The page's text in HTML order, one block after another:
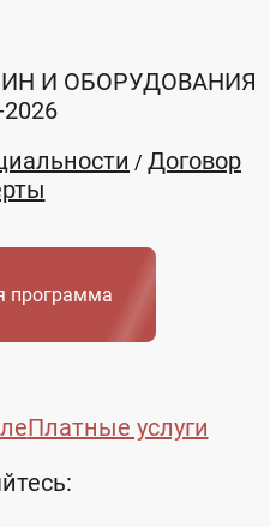
Платные услуги
И ОБОРУДОВАНИЯ
/ Договор
программа